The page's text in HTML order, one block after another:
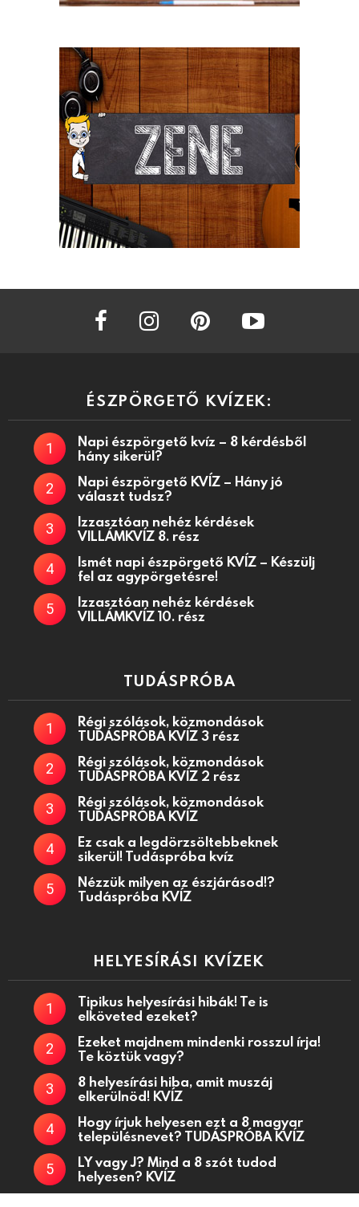
facebook instagram
ÉSZPÖRGETŐ KVÍZEK:
Napi észpörgető kvíz – 8 kérdésből
hány sikerül?
Napi észpörgető KVÍZ – Hány jó
választ tudsz?
Izzasztóan nehéz kérdések
VILLÁMKVÍZ 8. rész
Ismét napi észpörgető KVÍZ – Készülj
fel az agypörgetésre!
Izzasztóan nehéz kérdések
VILLÁMKVÍZ 10. rész
TUDÁSPRÓBA
Régi szólások, közmondások
TUDÁSPRÓBA KVÍZ 3 rész
Régi szólások, közmondások
TUDÁSPRÓBA KVÍZ 2 rész
Régi szólások, közmondások
TUDÁSPRÓBA KVÍZ
Ez csak a legdörzsöltebbeknek
sikerül! Tudáspróba kvíz
Nézzük milyen az észjárásod!?
Tudáspróba KVÍZ
HELYESÍRÁSI KVÍZEK
Tipikus helyesírási hibák! Te is
elköveted ezeket?
Ezeket majdnem mindenki rosszul írja!
Te köztük vagy?
8 helyesírási hiba, amit muszáj
elkerülnöd! KVÍZ
Hogy írjuk helyesen ezt a 8 magyar
településnevet? TUDÁSPRÓBA KVÍZ
LY vagy J? Mind a 8 szót tudod
helyesen? KVÍZ